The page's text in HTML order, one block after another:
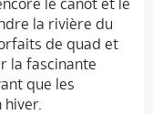
le canot et le
la rivière du
de quad et
la fascinante
que les
hiver.